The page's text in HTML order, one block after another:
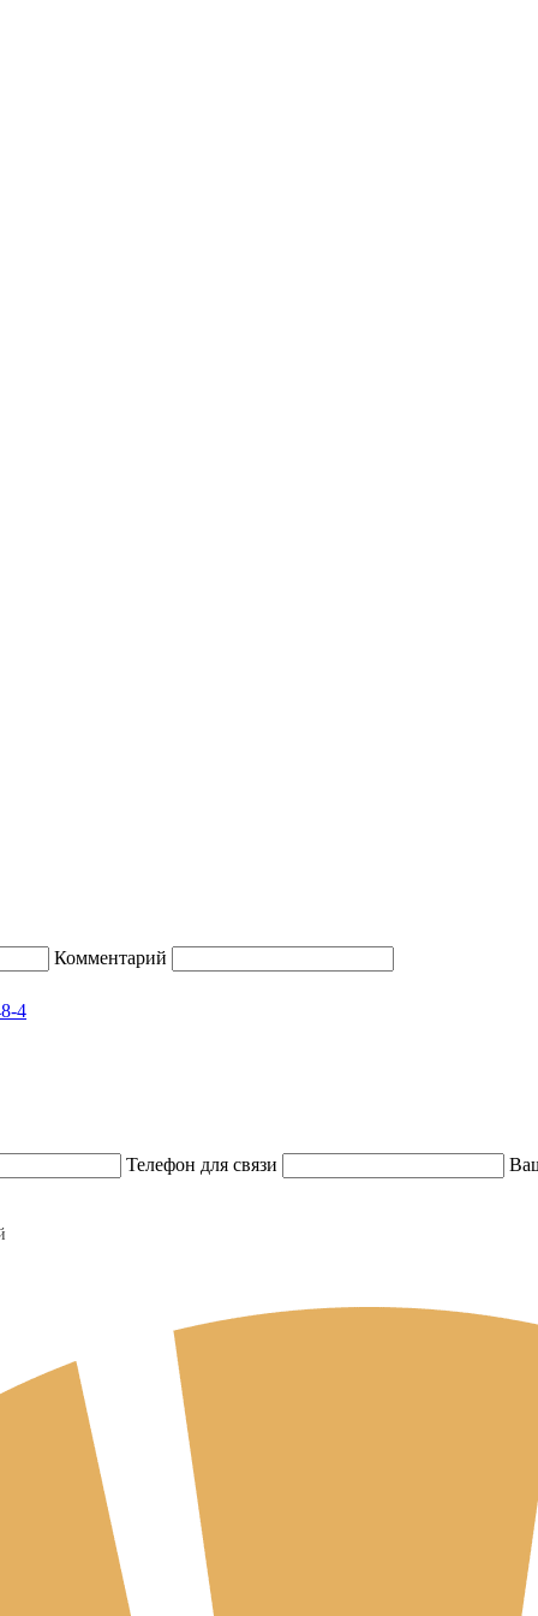
Комментарий
4
Телефон для связи